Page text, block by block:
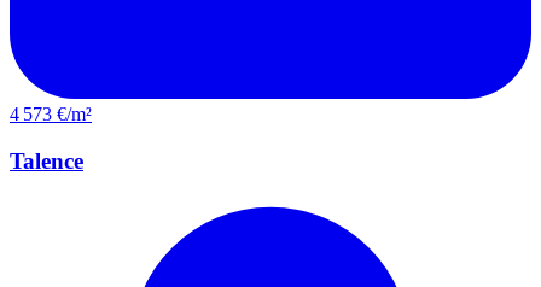
4 573 €/m²
Talence